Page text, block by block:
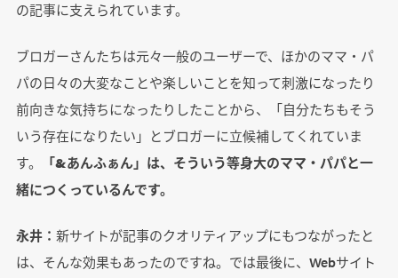
の記事に支えられています。
ブロガーさんたちは元々一般のユーザーで、ほかのママ・パ
パの日々の大変なことや楽しいことを知って刺激になったり
前向きな気持ちになったりしたことから、「自分たちもそう
いう存在になりたい」とブロガーに立候補してくれていま
す。
「&あんふぁん」は、そういう等身大のママ・パパと一
緒につくっているんです。
永井： 新サイトが記事のクオリティアップにもつながったと
は、そんな効果もあったのですね。では最後に、Webサイト